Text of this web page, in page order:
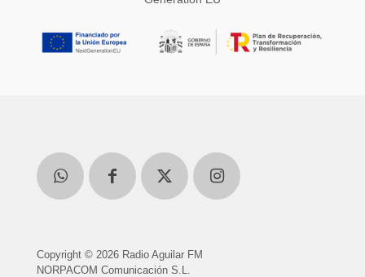
Copyright © 2026 Radio Aguilar FM
NORPACOM Comunicación S.L.